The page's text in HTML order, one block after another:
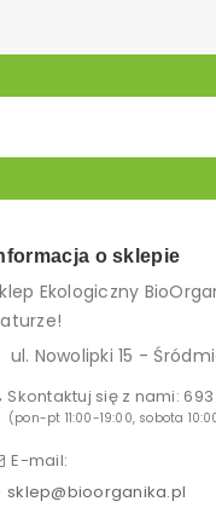
o sklepie
Ekologiczny
ul. Nowolipki 15 -
Skontaktuj się z nami:693
(pon-pt 11:00-19:00, sobota
E-mail:
sklep@bioorganika.pl